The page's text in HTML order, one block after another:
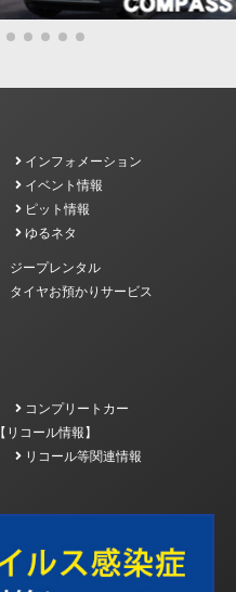
インフォメーション
イベント情報
ピット情報
ゆるネタ
ジープレンタル
タイヤお預かりサービス
コンプリートカー
【リコール情報】
リコール等関連情報